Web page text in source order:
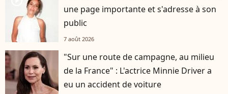
une page importante et s'adresse à son
public
7 août 2026
"Sur une route de campagne, au milieu
de la France" : L'actrice Minnie Driver a
eu un accident de voiture